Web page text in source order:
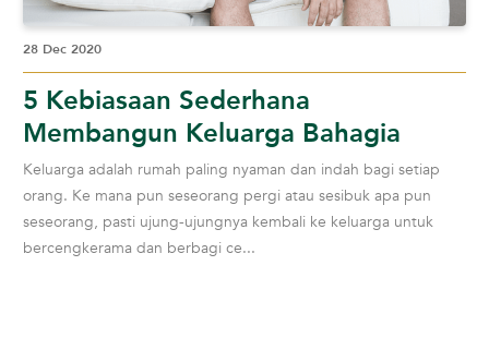
28 Dec 2020
5 Kebiasaan Sederhana
Membangun Keluarga Bahagia
Keluarga adalah rumah paling nyaman dan indah bagi setiap
orang. Ke mana pun seseorang pergi atau sesibuk apa pun
seseorang, pasti ujung-ujungnya kembali ke keluarga untuk
bercengkerama dan berbagi ce...